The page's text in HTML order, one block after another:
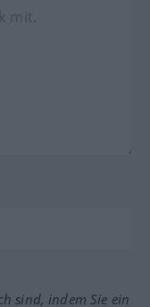
sind, indem Sie ein